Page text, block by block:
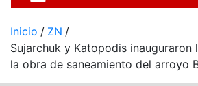
Inicio
ZN
Sujarchuk y Katopodis inauguraron
la obra de saneamiento del arroyo